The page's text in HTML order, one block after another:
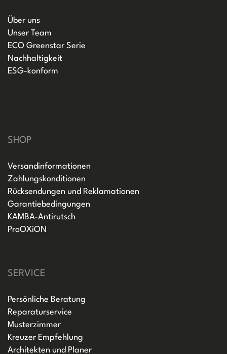
Über uns
Unser Team
ECO Greenstar Serie
Nachhaltigkeit
ESG-konform
SHOP
Versandinformationen
Zahlungskonditionen
Rücksendungen und Reklamationen
Garantiebedingungen
KAMBA-Antirutsch
ProOXiON
SERVICE
Persönliche Beratung
Reparaturservice
Musterzimmer
Kreuzer Empfehlung
Architekten und Planer